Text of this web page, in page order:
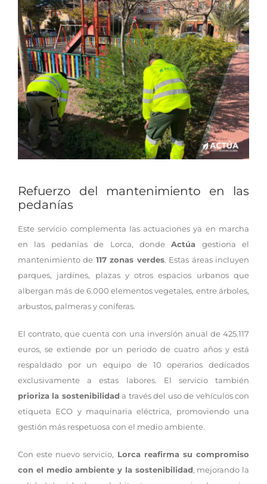
Refuerzo del mantenimiento en las
pedanías
Este servicio complementa las actuaciones ya en marcha
en las pedanías de Lorca, dondeActúa gestiona el
mantenimiento de 117 zonas verdes. Estas áreas incluyen
parques, jardines, plazas y otros espacios urbanos que
albergan más de 6.000 elementos vegetales, entre árboles,
arbustos, palmeras y coníferas.
El contrato, que cuenta con una inversión anual de 425.117
euros, se extiende por un periodo de cuatro años y está
respaldado por un equipo de 10 operarios dedicados
exclusivamente a estas labores. El servicio también
prioriza la sostenibilidad a través del uso de vehículos con
etiqueta ECO y maquinaria eléctrica, promoviendo una
gestión más respetuosa con el medio ambiente.
Con este nuevo servicio, Lorca reafirma su compromiso
con el medio ambiente y la sostenibilidad, mejorando la